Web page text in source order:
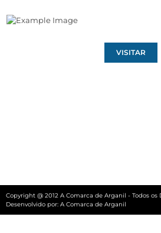
VISITAR
Copyright @ 2012 A Comarca de Arganil - Todos os
Desenvolvido por: A Comarca de Arganil